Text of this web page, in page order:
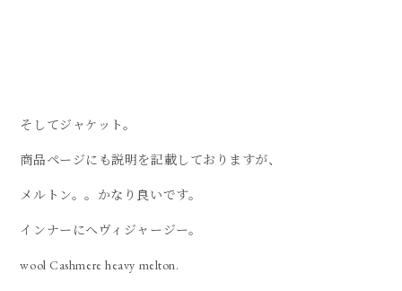
そしてジャケット。
商品ページにも説明を記載しておりますが、
メルトン。。かなり良いです。
インナーにヘヴィジャージー。
wool Cashmere heavy melton.